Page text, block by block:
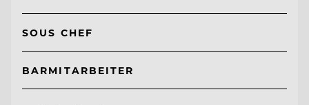
SOUS CHEF
BARMITARBEITER